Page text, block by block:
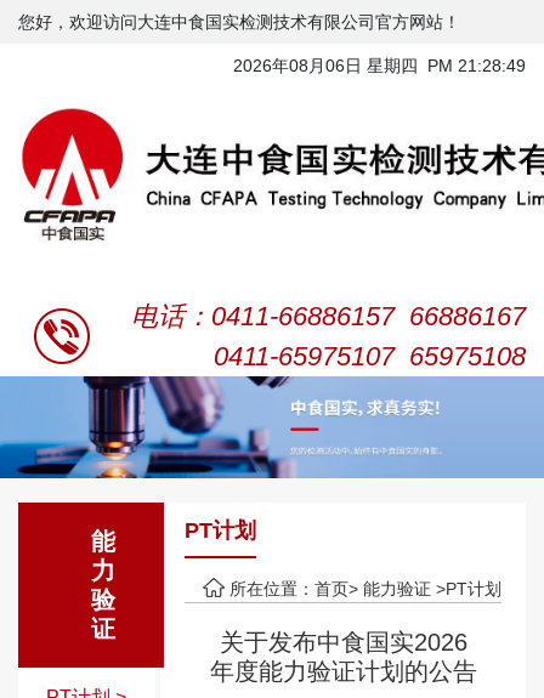
您好，欢迎访问大连中食国实检测技术有限公司官方网站！
2026年08月06日 星期四 PM 21:28:49
电话：0411-66886157 66886167
0411-65975107 65975108
能
力
验
证
PT计划
所在位置：首页> 能力验证 >PT计划
关于发布中食国实2026
年度能力验证计划的公告